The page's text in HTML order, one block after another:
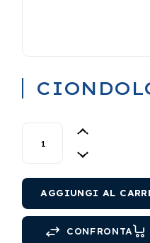
CIONDOLO CASA OG
AGGIUNGI AL
CONFRONTA